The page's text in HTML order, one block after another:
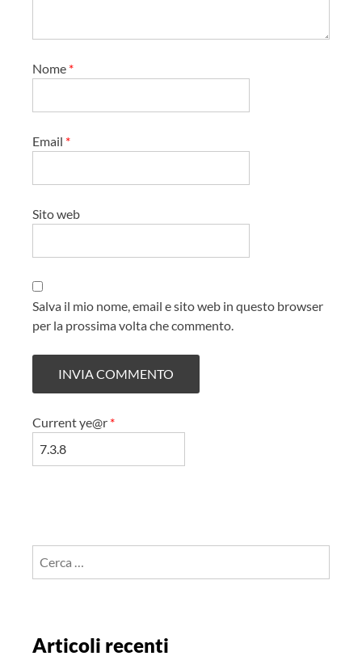
Nome *
Email *
Sito web
Salva il mio nome, email e sito web in questo browser
per la prossima volta che commento.
Current ye@r *
Articoli recenti